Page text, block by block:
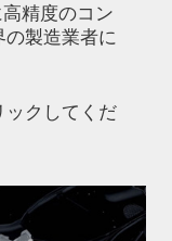
精度のコン
製造業者に
ックしてくだ